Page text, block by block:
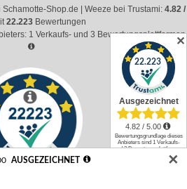
Shop.de | Weeze bei Trustami: 4.82 /
22.223 Bewertungen
1 Verkaufs- und 3 Bewertungsplattformen
✕
✕